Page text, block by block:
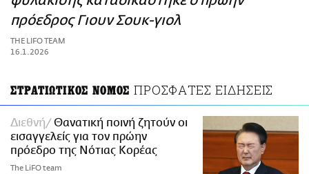
ΑΜΠΑ
PRINT
πρόεδρος Γιουν Σουκ-γιολ
THE LIFO TEAM
16.1.2026
ΣΤΡΑΤΙΩΤΙΚΟΣ ΝΟΜΟΣ ΠΡΟΣΦΑΤΕΣ ΕΙΔΗΣΕΙΣ
Διεθνή
Θανατική ποινή ζητούν οι
εισαγγελείς για τον πρώην
πρόεδρο της Νότιας Κορέας
The LiFO team